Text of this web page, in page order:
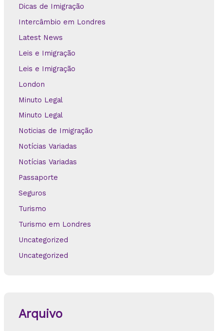
Dicas de Imigração
Intercâmbio em Londres
Latest News
Leis e Imigração
Leis e Imigração
London
Minuto Legal
Minuto Legal
Noticias de Imigração
Notícias Variadas
Notícias Variadas
Passaporte
Seguros
Turismo
Turismo em Londres
Uncategorized
Uncategorized
Arquivo